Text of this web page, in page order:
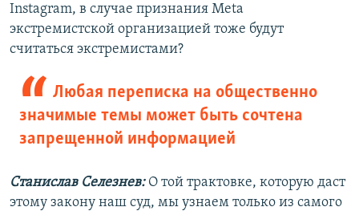
Instagram, в случае признания Meta
экстремистской организацией тоже будут
считаться экстремистами?
Любая переписка на общественно
значимые темы может быть сочтена
запрещенной информацией
Станислав Селезнев:О той трактовке, которую даст
этому закону наш суд, мы узнаем только из самого